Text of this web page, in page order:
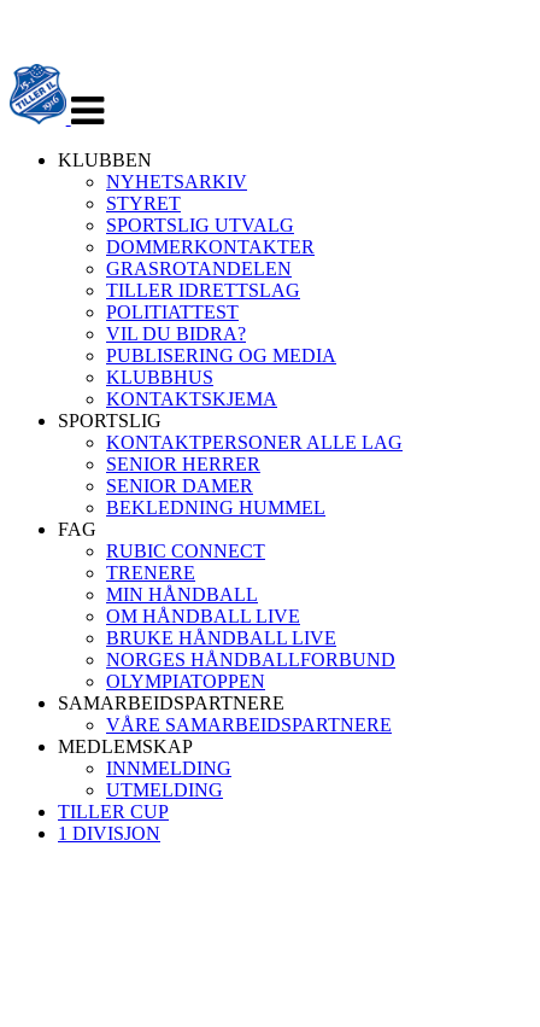
navigasjon
KLUBBEN
NYHETSARKIV
STYRET
SPORTSLIG UTVALG
DOMMERKONTAKTER
GRASROTANDELEN
TILLER IDRETTSLAG
POLITIATTEST
VIL DU BIDRA?
PUBLISERING OG MEDIA
KLUBBHUS
KONTAKTSKJEMA
SPORTSLIG
KONTAKTPERSONER ALLE LAG
SENIOR HERRER
SENIOR DAMER
BEKLEDNING HUMMEL
FAG
RUBIC CONNECT
TRENERE
MIN HÅNDBALL
OM HÅNDBALL LIVE
BRUKE HÅNDBALL LIVE
NORGES HÅNDBALLFORBUND
OLYMPIATOPPEN
SAMARBEIDSPARTNERE
VÅRE SAMARBEIDSPARTNERE
MEDLEMSKAP
INNMELDING
UTMELDING
TILLER CUP
1 DIVISJON